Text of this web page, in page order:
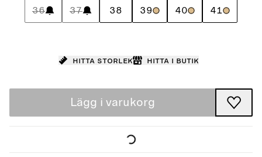
36 37 38 39 40 41
Hitta storlek Hitta i butik
Lägg i varukorg